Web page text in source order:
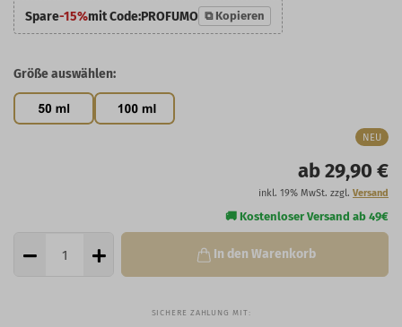
Spare-15%mit Code:PROFUMO ⧉ Kopieren
Größe auswählen:
NEU
ab 29,90 €
inkl. 19% MwSt. zzgl. Versand
In den Warenkorb